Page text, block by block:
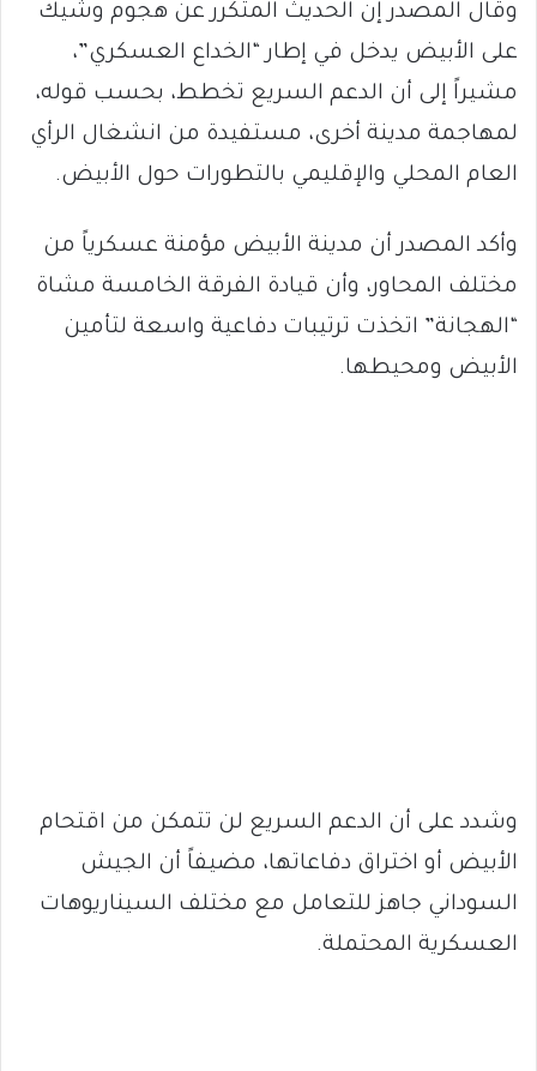
وقال المصدر إن الحديث المتكرر عن هجوم وشيك
على الأبيض يدخل في إطار “الخداع العسكري”،
مشيراً إلى أن الدعم السريع تخطط، بحسب قوله،
لمهاجمة مدينة أخرى، مستفيدة من انشغال الرأي
العام المحلي والإقليمي بالتطورات حول الأبيض.
وأكد المصدر أن مدينة الأبيض مؤمنة عسكرياً من
مختلف المحاور، وأن قيادة الفرقة الخامسة مشاة
“الهجانة” اتخذت ترتيبات دفاعية واسعة لتأمين
الأبيض ومحيطها.
وشدد على أن الدعم السريع لن تتمكن من اقتحام
الأبيض أو اختراق دفاعاتها، مضيفاً أن الجيش
السوداني جاهز للتعامل مع مختلف السيناريوهات
العسكرية المحتملة.